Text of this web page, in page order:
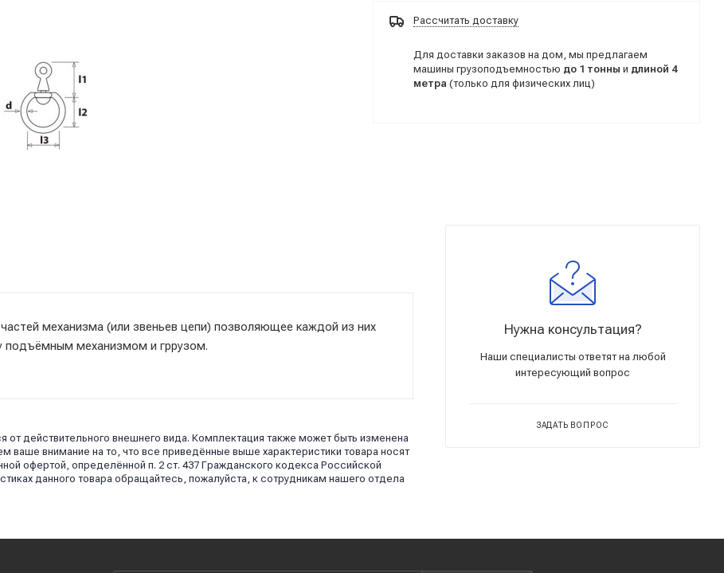
Рассчитать доставку
Для доставки заказов на дом, мы предлагаем
машины грузоподъемностью до 1 тонны и длиной 4
метра (только для физических лиц)
механизма (или звеньев цепи) позволяющее каждой из них
подъёмным механизмом и гррузом.
действительного внешнего вида. Комплектация также может быть изменена
внимание на то, что все приведённые выше характеристики товара носят
офертой, определённой п. 2 ст. 437 Гражданского кодекса Российской
данного товара обращайтесь, пожалуйста, к сотрудникам нашего отдела
Нужна консультация?
Наши специалисты ответят на любой
интересующий вопрос
ЗАДАТЬ ВОПРОС